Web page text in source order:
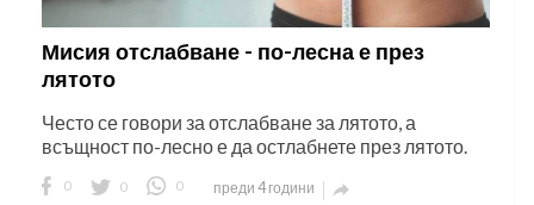
Мисия отслабване - по-лесна е през
лятото
Често се говори за отслабване за лятото, а
всъщност по-лесно е да остлабнете през лятото.
0 0 0 преди 4 години 